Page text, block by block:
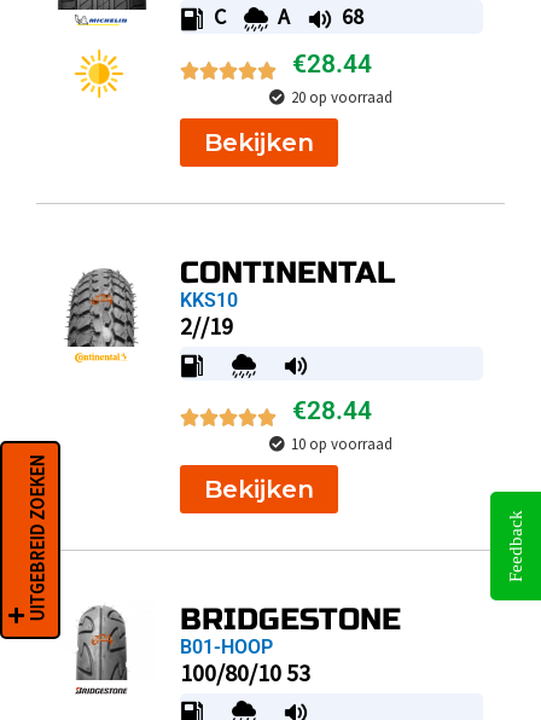
C A 68
€28.44
20 op voorraad
Bekijken
CONTINENTAL
KKS10
2//19
€28.44
10 op voorraad
Bekijken
BRIDGESTONE
B01-HOOP
100/80/10 53
UITGEBREID ZOEKEN Feedback